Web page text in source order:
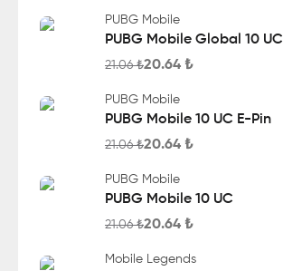
PUBG Mobile
PUBG Mobile Global 10 UC
21.06₺20.64 ₺
PUBG Mobile
PUBG Mobile 10 UC E-Pin
21.06₺20.64 ₺
PUBG Mobile
PUBG Mobile 10 UC
21.06₺20.64 ₺
Mobile Legends